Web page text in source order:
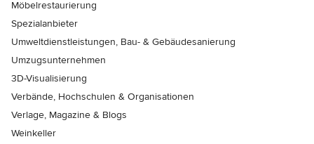
Möbelrestaurierung
Spezialanbieter
Umweltdienstleistungen, Bau- & Gebäudesanierung
Umzugsunternehmen
3D-Visualisierung
Verbände, Hochschulen & Organisationen
Verlage, Magazine & Blogs
Weinkeller